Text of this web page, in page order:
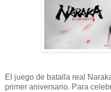
El juego de batalla real
primer aniversario. Para